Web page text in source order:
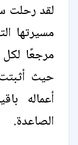
لقد رحلت
مسيرتها
مرجعًا
حيث
أعماله
الصاعدة.